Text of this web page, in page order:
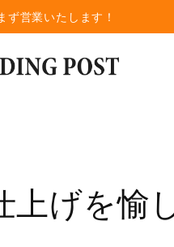
ず営業いたします！
げを愉